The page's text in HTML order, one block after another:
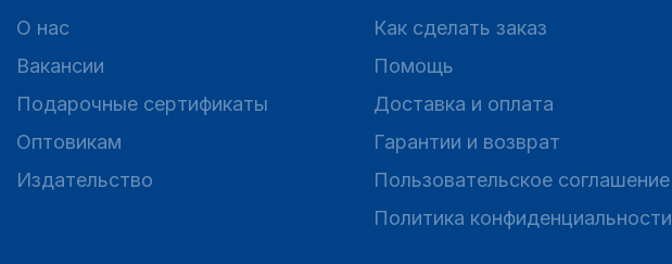
О нас
Вакансии
Подарочные сертификаты
Оптовикам
Издательство
Как сделать заказ
Помощь
Доставка и оплата
Гарантии и возврат
Пользовательское соглашение
Политика конфиденциальности